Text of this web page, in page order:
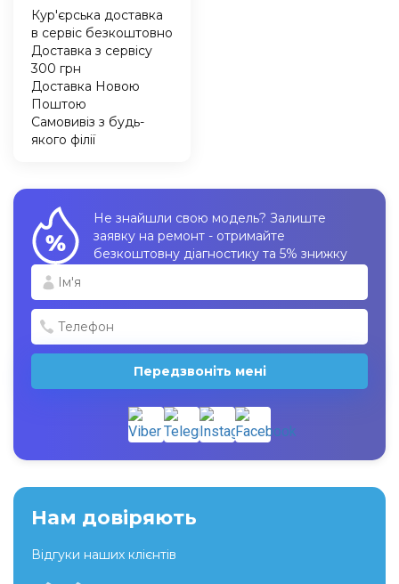
Кур'єрська доставка
в сервіс безкоштовно
Доставка з сервісу
300 грн
Доставка Новою
Поштою
Самовивіз з будь-
якого філії
Не знайшли свою модель? Залиште
заявку на ремонт - отримайте
безкоштовну діагностику та 5% знижку
Передзвоніть мені
Нам довіряють
Відгуки наших клієнтів